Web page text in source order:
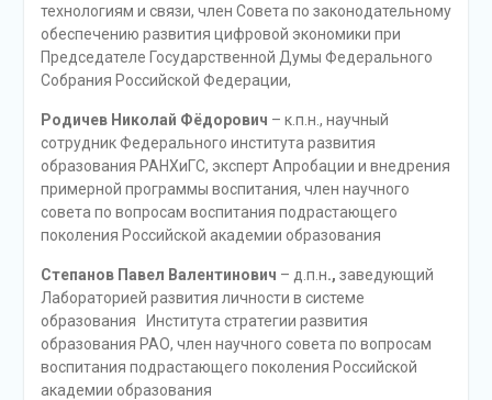
технологиям и связи, член Совета по законодательному
обеспечению развития цифровой экономики при
Председателе Государственной Думы Федерального
Собрания Российской Федерации,
Родичев Николай Фёдорович – к.п.н., научный
сотрудник Федерального института развития
образования РАНХиГС, эксперт Апробации и внедрения
примерной программы воспитания, член научного
совета по вопросам воспитания подрастающего
поколения Российской академии образования
Степанов Павел Валентинович – д.п.н., заведующий
Лабораторией развития личности в системе
образования Института стратегии развития
образования РАО, член научного совета по вопросам
воспитания подрастающего поколения Российской
академии образования